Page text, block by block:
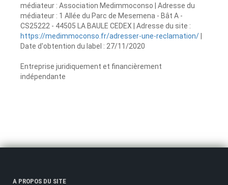
médiateur : Association Medimmoconso | Adresse du
médiateur : 1 Allée du Parc de Mesemena - Bât A -
CS25222 - 44505 LA BAULE CEDEX | Adresse du site :
https://medimmoconso.fr/adresser-une-reclamation/
Date d'obtention du label : 27/11/2020
Entreprise juridiquement et financièrement
indépendante
A PROPOS DU SITE